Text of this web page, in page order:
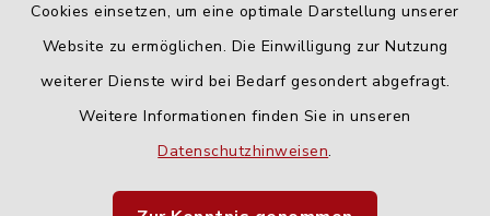
Cookies einsetzen, um eine optimale Darstellung unserer
Website zu ermöglichen. Die Einwilligung zur Nutzung
weiterer Dienste wird bei Bedarf gesondert abgefragt.
Weitere Informationen finden Sie in unseren
Datenschutzhinweisen.
Barrierefreiheit